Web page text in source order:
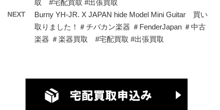
取 #宅配買取 #出張買取
NEXT
Burny YH-JR. X JAPAN hide Model Mini Guitar 買い
取りました！＃チバカン楽器 ＃FenderJapan ＃中古
楽器 ＃楽器買取 #宅配買取 #出張買取